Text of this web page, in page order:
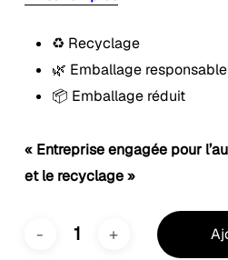
♻️ Recyclage
🌿 Emballage responsable
📦 Emballage réduit
« Entreprise engagée pour
et le recyclage »